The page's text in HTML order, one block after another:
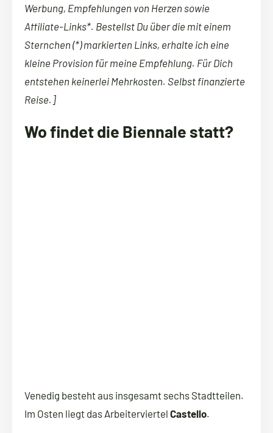
Werbung, Empfehlungen von Herzen sowie
Affiliate-Links*. Bestellst Du über die mit einem
Sternchen (*) markierten Links, erhalte ich eine
kleine Provision für meine Empfehlung. Für Dich
entstehen keinerlei Mehrkosten. Selbst finanzierte
Reise.]
Wo findet die Biennale statt?
Venedig besteht aus insgesamt sechs Stadtteilen.
Im Osten liegt das Arbeiterviertel Castello.